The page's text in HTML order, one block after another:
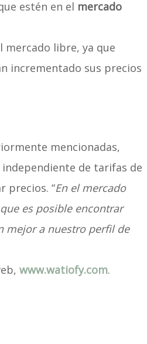
estén en el mercado
mercado libre, ya que
incrementado sus precios
mencionadas,
de tarifas de
precios. “En el mercado
es posible encontrar
mejor a nuestro perfil de
www.watiofy.com.